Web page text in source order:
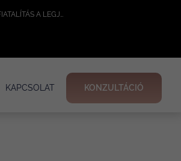
5 ÉRV, AMIÉRT JOBB AZ ARCFIATALÍTÁST NEM SEBÉSZETI ELJÁRÁSOKKAL ELVÉGEZNI: ARCFIATALÍTÁS A LEGJOBB MÓDSZEREKKEL
KAPCSOLAT KONZULTÁCIÓ